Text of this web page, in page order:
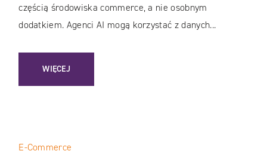
częścią środowiska commerce, a nie osobnym
dodatkiem. Agenci AI mogą korzystać z danych...
WIĘCEJ
: AI W VTEX. JAK PLATFORMA ZMIENIA E-COMMERCE W
E-Commerce